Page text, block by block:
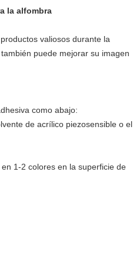
la alfombra
valiosos durante la
puede mejorar su imagen
como abajo:
de acrílico piezosensible o el
1-2 colores en la superficie de